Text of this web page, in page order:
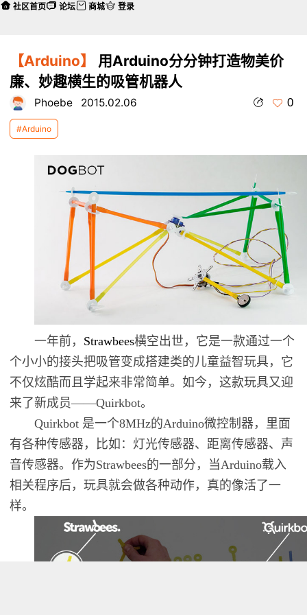
【Arduino】
用Arduino分分钟打造物美价
廉、妙趣横生的吸管机器人
Phoebe 2015.02.06 0
#Arduino
一年前， Strawbees横空出世，它是一款通过一个
个小小的接头把吸管变成搭建类的儿童益智玩具，它
不仅炫酷而且学起来非常简单。如今，这款玩具又迎
来了新成员——Quirkbot。
Quirkbot 是一个8MHz的Arduino微控制器，里面
有各种传感器，比如：灯光传感器、距离传感器、声
音传感器。作为Strawbees的一部分，当Arduino载入
相关程序后，玩具就会做各种动作，真的像活了一
样。
社区首页 论坛 商城 登录